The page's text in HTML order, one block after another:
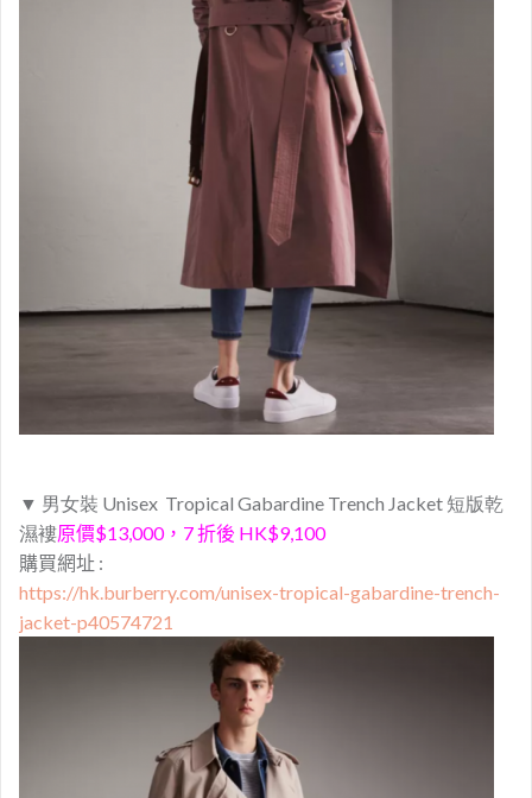
▼ 男女裝 Unisex Tropical Gabardine Trench Jacket 短版乾
濕褸原價$13,000，7 折後 HK$9,100
購買網址 :
https://hk.burberry.com/unisex-tropical-gabardine-trench-
jacket-p40574721